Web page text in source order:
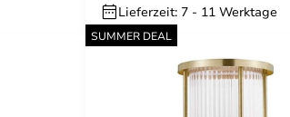
Lieferzeit: 7 - 11 Werktage
SUMMER DEAL